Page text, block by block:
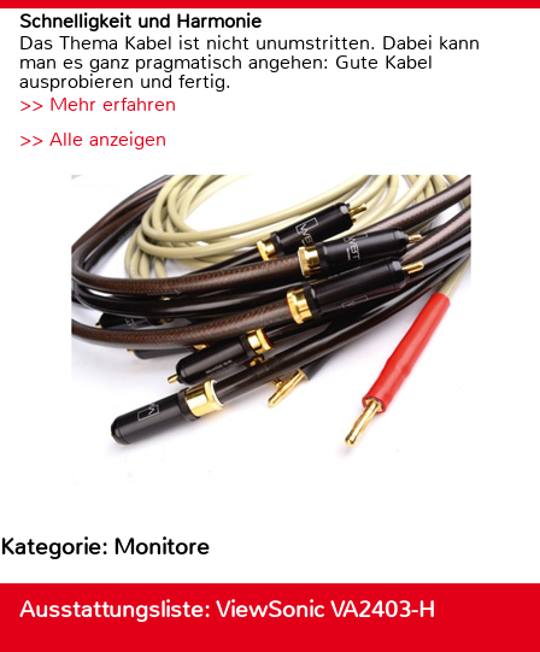
Schnelligkeit und Harmonie
Das Thema Kabel ist nicht unumstritten. Dabei kann
man es ganz pragmatisch angehen: Gute Kabel
ausprobieren und fertig.
>> Mehr erfahren
>> Alle anzeigen
Kategorie: Monitore
Ausstattungsliste: ViewSonic VA2403-H